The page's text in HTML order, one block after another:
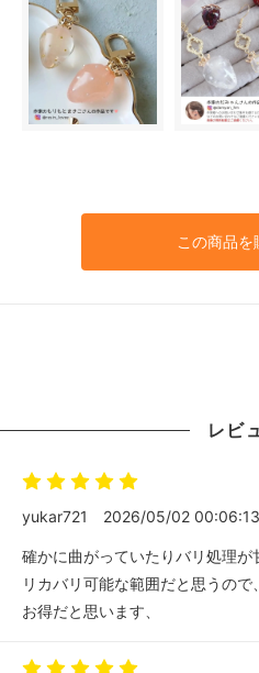
この商品を
レビ
yukar721 2026/05/02 00:06:13
確かに曲がっていたりバリ処理
リカバリ可能な範囲だと思うの
お得だと思います、